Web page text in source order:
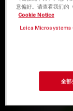
意偏好。请查看我们的
Cookie Notice
Leica Microsystems
全